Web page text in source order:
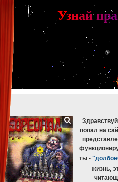
[phpBB Debug] PHP Warning : in file [ROOT]/
mysqli_fetch_assoc(): Couldn't fetch
[phpBB Debug] PHP Warning: in file[ROOT]/
mysqli_free_result(): Couldn't fetch
[phpBB Debug] PHP Warning
[ROOT]/
mysqli_fetch_assoc(): Couldn't fetch
[phpBB Debug] PHP Warning
: in file [ROOT]/
mysqli_free_result(): Couldn't fetch mysqli_result
[phpBB Debug] PHP Warning: in file [ROOT]/
mysqli_fetch_assoc(): Couldn't fetch
[phpBB Debug] PHP Warning
[ROOT]/
mysqli_free_result(): Couldn't fetch mysqli_result
[phpBB Debug] PHP Warning
: in file [ROOT]/
mysqli_fetch_assoc(): Couldn't fetch
[phpBB Debug] PHP Warning
[ROOT]/
mysqli_free_result(): Couldn't fetch mysqli_result
Узнай пра
попал на
ты -
жизнь,